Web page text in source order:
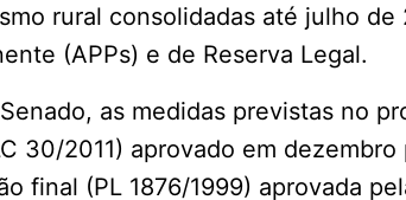
rural consolidadas até julho de
(APPs) e de Reserva Legal.
as medidas previstas no
30/2011) aprovado em
final (PL 1876/1999) aprovada